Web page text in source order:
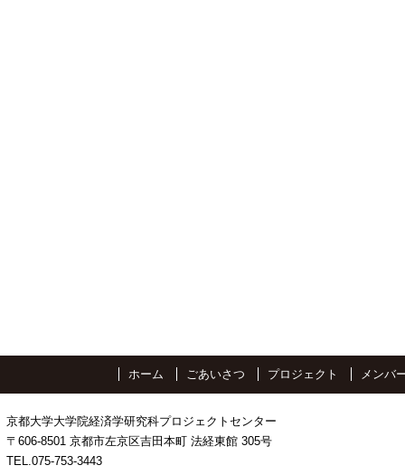
ホーム ごあいさつ プロジェクト メンバ
京都大学大学院経済学研究科プロジェクトセンター
〒606-8501 京都市左京区吉田本町 法経東館 305号
TEL.075-753-3443